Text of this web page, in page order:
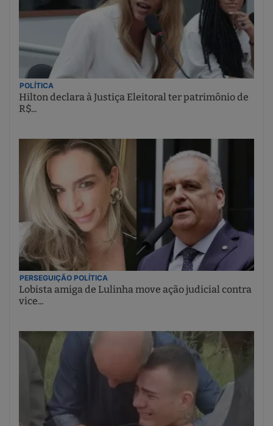
POLÍTICA
Hilton declara à Justiça Eleitoral ter patrimônio de
R$...
PERSEGUIÇÃO POLÍTICA
Lobista amiga de Lulinha move ação judicial contra
vice...